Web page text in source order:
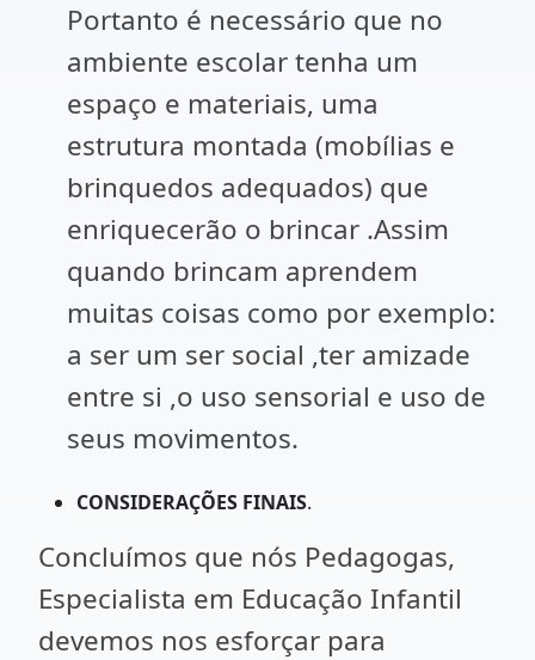
Portanto é necessário que no
ambiente escolar tenha um
espaço e materiais, uma
estrutura montada (mobílias e
brinquedos adequados) que
enriquecerão o brincar .Assim
quando brincam aprendem
muitas coisas como por exemplo:
a ser um ser social ,ter amizade
entre si ,o uso sensorial e uso de
seus movimentos.
CONSIDERAÇÕES FINAIS.
Concluímos que nós Pedagogas,
Especialista em Educação Infantil
devemos nos esforçar para